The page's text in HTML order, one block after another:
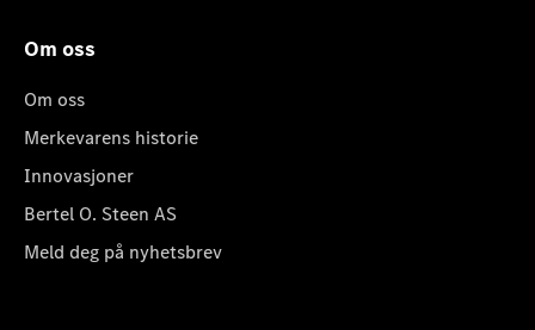
Om oss
Om oss
Merkevarens historie
Innovasjoner
Bertel O. Steen AS
Meld deg på nyhetsbrev